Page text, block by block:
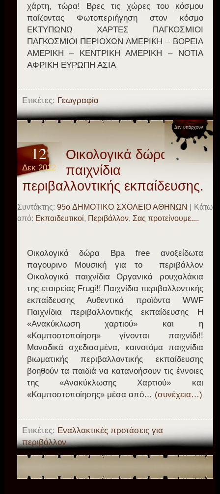
χάρτη, τώρα! Βρες τις χώρες του κόσμου
παίζοντας Φωτοπεριήγηση στον κόσμο
ΕΚΤΥΠΩΝΩ ΧΑΡΤΕΣ ΠΑΓΚΟΣΜΙΟΙ
ΠΑΓΚΟΣΜΙΟΙ ΠΕΡΙΟΧΩΝ ΑΜΕΡΙΚΗ – ΒΟΡΕΙΑ
ΑΜΕΡΙΚΗ – ΚΕΝΤΡΙΚΗ ΑΜΕΡΙΚΗ – ΝΟΤΙΑ
ΑΦΡΙΚΗ ΕΥΡΩΠΗ ΑΣΙΑ
Ετικέτες: Γεωγραφία
Δεν υπάρχουν
σχόλια
12
Δεκ 2012
Οικολογικά δώρα και
παιχνίδια
περιβαλλοντικής εκπαίδευσης.
Συντάκτης: 95o ΔΗΜΟΤΙΚΟ ΣΧΟΛΕΙΟ ΑΘΗΝΩΝ
| Κάτω
από: Eκπαιδευτικοί, Περιβάλλον, Σας προτείνουμε....
Οικολογικά δώρα Bpa free ανοξείδωτα
παγουρινο Μουσική για το περιβάλλον
Οικολογικά παιχνίδια Οργανικά ρουχαλάκια
της εταιρείας Frugi!! Παιχνίδια περιβαλλοντικής
εκπαίδευσης Αυθεντικά προϊόντα WWF
Παιχνίδια περιβαλλοντικής εκπαίδευσης Η
«Ανακύκλωση χαρτιού» και η
«Κομποστοποίηση» γίνονται παιχνίδι!!
Μοναδικά σχεδιασμένα, καινοτόμα παιχνίδια
βιωματικής περιβαλλοντικής εκπαίδευσης
βοηθούν τα παιδιά να κατανοήσουν τις έννοιες
της «Ανακύκλωσης Χαρτιού» και
«Κομποστοποίησης» μέσα από… (συνέχεια…)
Ετικέτες: Εναλλακτικές προτάσεις για
περιβάλλον